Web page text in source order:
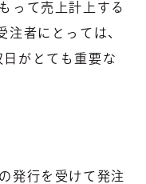
って売上計上する
注者にとっては、
がとても重要な
発行を受けて発注